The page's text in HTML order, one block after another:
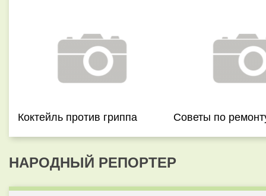
Коктейль против гриппа Советы по
НАРОДНЫЙ РЕПОРТЕР